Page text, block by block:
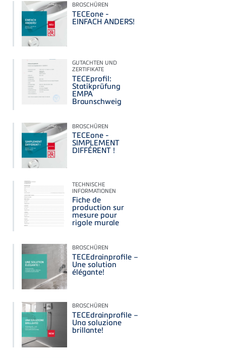
BROSCHÜREN
TECEone -
EINFACH ANDERS!
GUTACHTEN UND
ZERTIFIKATE
TECEprofil:
Statikprüfung
EMPA
Braunschweig
BROSCHÜREN
TECEone -
SIMPLEMENT
DIFFÉRENT !
TECHNISCHE
INFORMATIONEN
Fiche de
production sur
mesure pour
rigole murale
BROSCHÜREN
TECEdrainprofile –
Une solution
élégante!
BROSCHÜREN
TECEdrainprofile –
Una soluzione
brillante!